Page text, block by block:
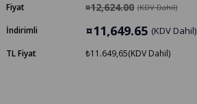
Fiyat
¤12,624.00 (KDV Dahil)
İndirimli ¤11,649.65 (KDV Dahil)
TL Fiyat ₺11.649,65(KDV Dahil)